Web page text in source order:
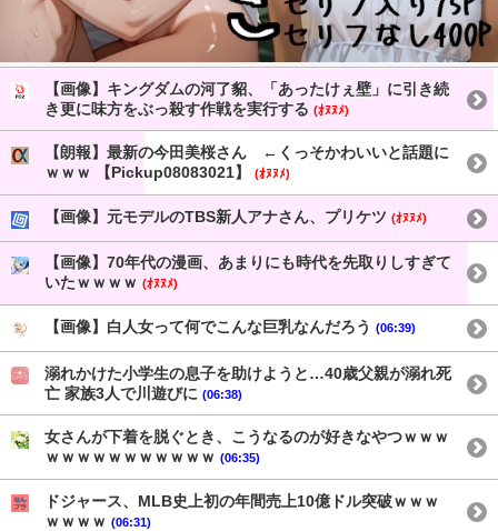
【画像】キングダムの河了貂、「あったけぇ壁」に引き続
き更に味方をぶっ殺す作戦を実行する (ｵﾇﾇﾒ)
【朗報】最新の今田美桜さん ←くっそかわいいと話題に
ｗｗｗ 【Pickup08083021】
(ｵﾇﾇﾒ)
【画像】元モデルのTBS新人アナさん、プリケツ (ｵﾇﾇﾒ)
【画像】70年代の漫画、あまりにも時代を先取りしすぎて
いたｗｗｗｗ (ｵﾇﾇﾒ)
【画像】白人女って何でこんな巨乳なんだろう (06:39)
溺れかけた小学生の息子を助けようと…40歳父親が溺れ死
亡 家族3人で川遊びに (06:38)
女さんが下着を脱ぐとき、こうなるのが好きなやつｗｗｗ
ｗｗｗｗｗｗｗｗｗｗｗ (06:35)
ドジャース、МLB史上初の年間売上10億ドル突破ｗｗｗ
ｗｗｗｗ (06:31)